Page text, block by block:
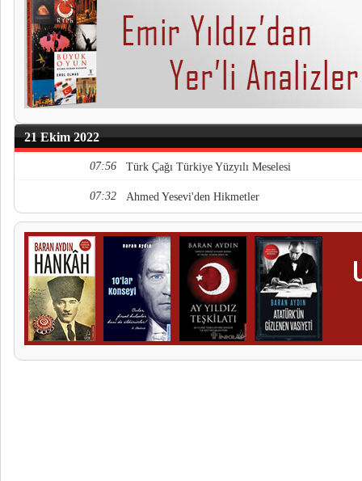
21 Ekim 2022
07:56 Türk Çağı Türkiye Yüzyılı Meselesi
07:32 Ahmed Yesevi'den Hikmetler